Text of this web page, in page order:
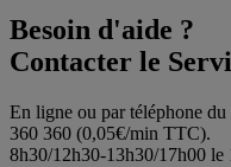
Besoin d'aide ?
Contacter le
En ligne ou par téléphone
360 360 (0,05€/min TTC).
8h30/12h30-13h30/17h00